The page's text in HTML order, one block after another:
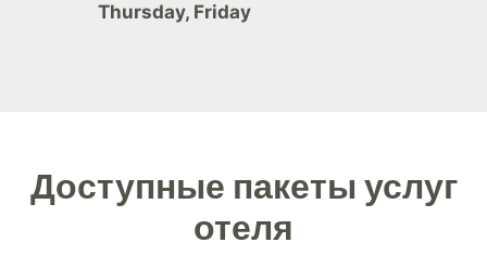
Thursday, Friday
Доступные пакеты услуг
отеля